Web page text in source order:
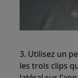
3. Utilisez un
les trois clips